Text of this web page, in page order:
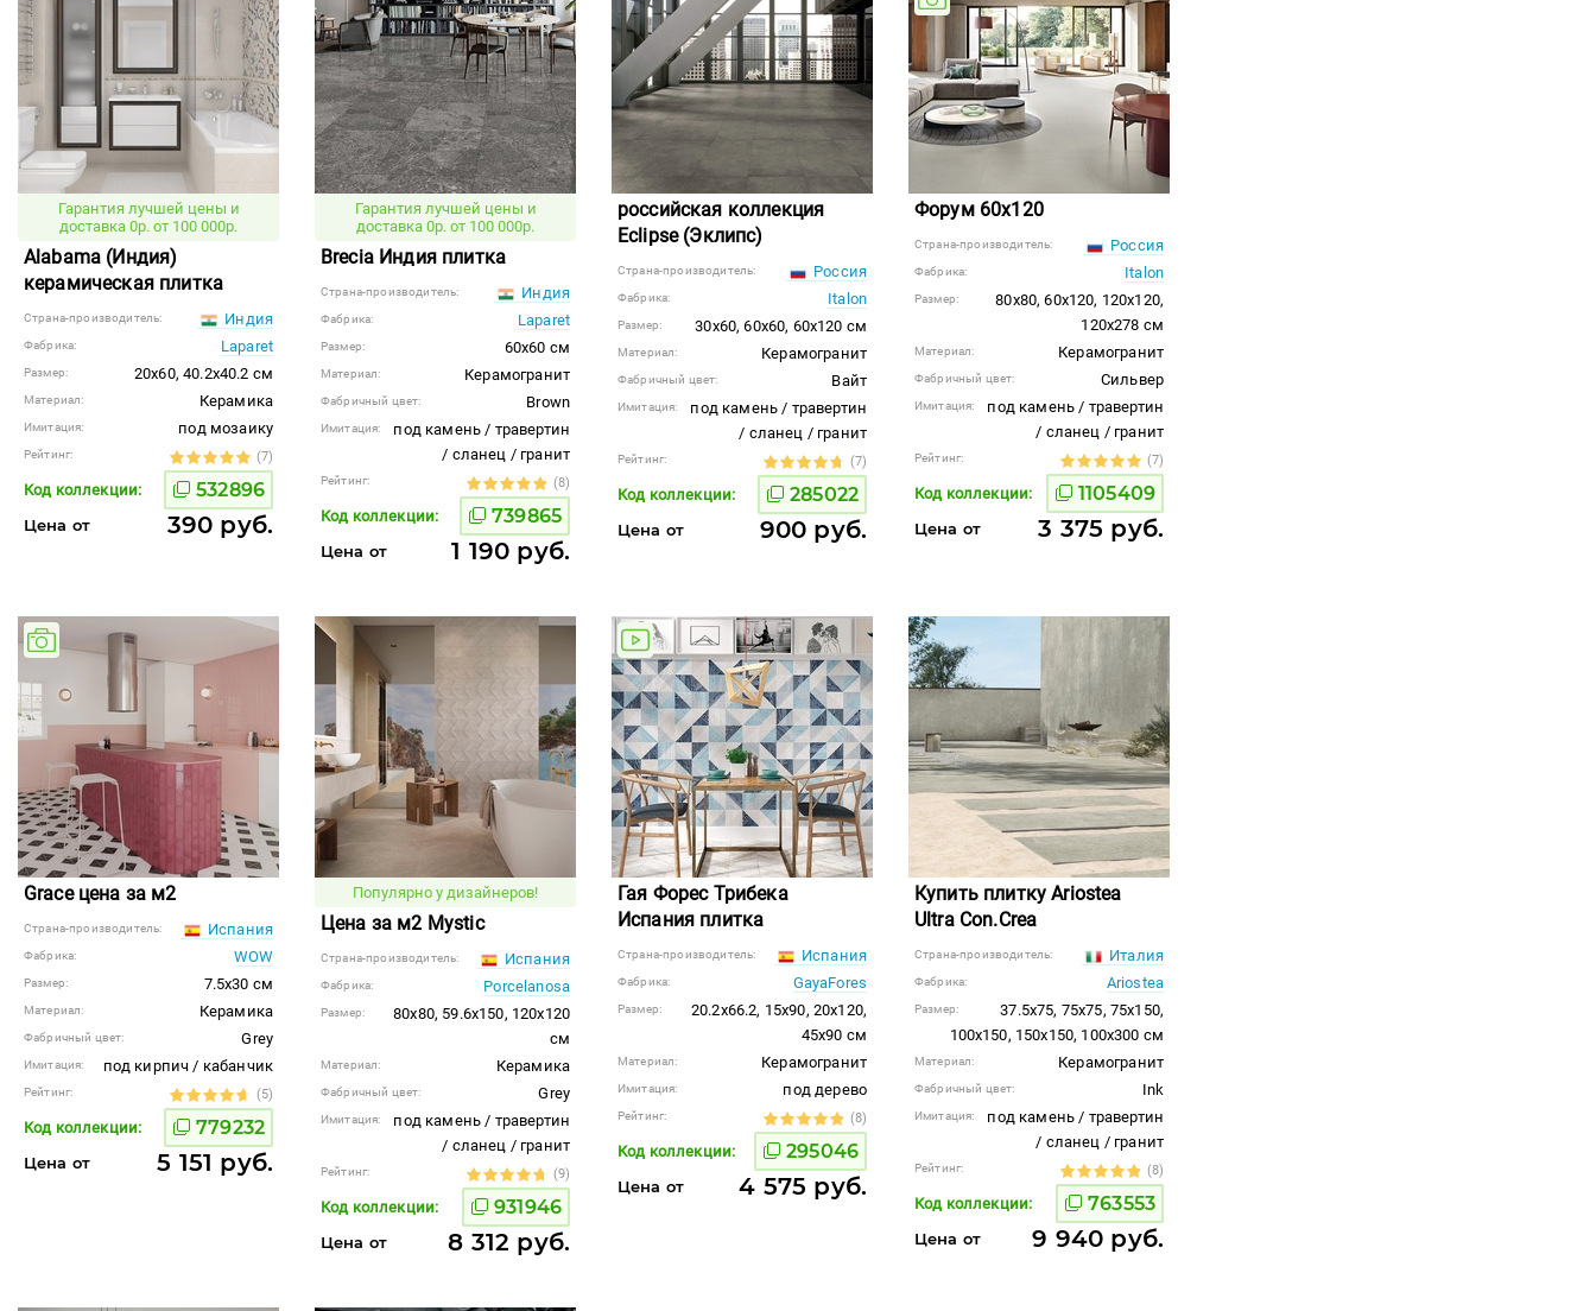
Гарантия лучшей цены и
доставка 0р. от 100 000р.
Alabama (Индия)
керамическая плитка
Страна-производитель: Индия
Фабрика: Laparet
Размер: 20x60, 40.2x40.2 см
Материал: Керамика
Имитация: под мозаику
Рейтинг: (7)
Код коллекции: 532896
Цена от 390 руб.
Гарантия лучшей цены и
доставка 0р. от 100 000р.
Brecia Индия плитка
Страна-производитель: Индия
Фабрика: Laparet
Размер: 60x60 см
Материал: Керамогранит
Фабричный цвет: Brown
Имитация:
под камень / травертин
/ сланец / гранит
Рейтинг: (8)
Код коллекции: 739865
Цена от 1 190 руб.
российская коллекция
Eclipse (Эклипс)
Страна-производитель: Россия
Фабрика: Italon
Размер: 30x60, 60x60, 60x120 см
Материал: Керамогранит
Фабричный цвет: Вайт
Имитация:
под камень / травертин
/ сланец / гранит
Рейтинг: (7)
Код коллекции: 285022
Цена от 900 руб.
Форум 60x120
Страна-производитель: Россия
Фабрика: Italon
Размер:
80x80, 60x120, 120x120,
120x278 см
Материал: Керамогранит
Фабричный цвет: Сильвер
Имитация:
под камень / травертин
/ сланец / гранит
Рейтинг: (7)
Код коллекции: 1105409
Цена от 3 375 руб.
Grace цена за м2
Страна-производитель: Испания
Фабрика: WOW
Размер: 7.5x30 см
Материал: Керамика
Фабричный цвет: Grey
Имитация: под кирпич / кабанчик
Рейтинг: (5)
Код коллекции: 779232
Цена от 5 151 руб.
Популярно у дизайнеров!
Цена за м2 Mystic
Страна-производитель: Испания
Фабрика: Porcelanosa
Размер:
80x80, 59.6x150, 120x120
см
Материал: Керамика
Фабричный цвет: Grey
Имитация:
под камень / травертин
/ сланец / гранит
Рейтинг: (9)
Код коллекции: 931946
Цена от 8 312 руб.
Гая Форес Трибека
Испания плитка
Страна-производитель: Испания
Фабрика: GayaFores
Размер:
20.2x66.2, 15x90, 20x120,
45x90 см
Материал: Керамогранит
Имитация: под дерево
Рейтинг: (8)
Код коллекции: 295046
Цена от 4 575 руб.
Купить плитку Ariostea
Ultra Con.Crea
Страна-производитель: Италия
Фабрика: Ariostea
Размер:
37.5x75, 75x75, 75x150,
100x150, 150x150, 100x300 см
Материал: Керамогранит
Фабричный цвет: Ink
Имитация:
под камень / травертин
/ сланец / гранит
Рейтинг: (8)
Код коллекции: 763553
Цена от 9 940 руб.